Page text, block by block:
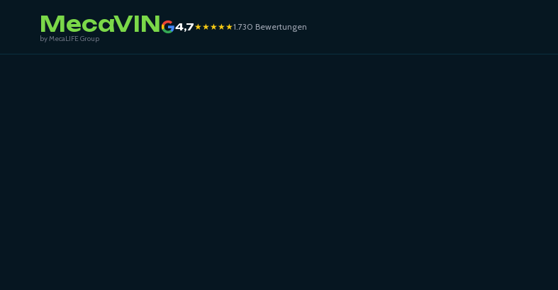
MecaVIN
by MecaLIFE Group
4,7★★★★★1.730 Bewertungen